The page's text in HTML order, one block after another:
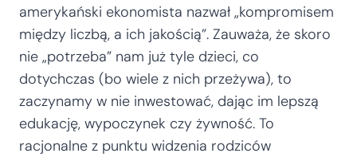
amerykański ekonomista nazwał „kompromisem
między liczbą, a ich jakością”. Zauważa, że skoro
nie „potrzeba” nam już tyle dzieci, co
dotychczas (bo wiele z nich przeżywa), to
zaczynamy w nie inwestować, dając im lepszą
edukację, wypoczynek czy żywność. To
racjonalne z punktu widzenia rodziców